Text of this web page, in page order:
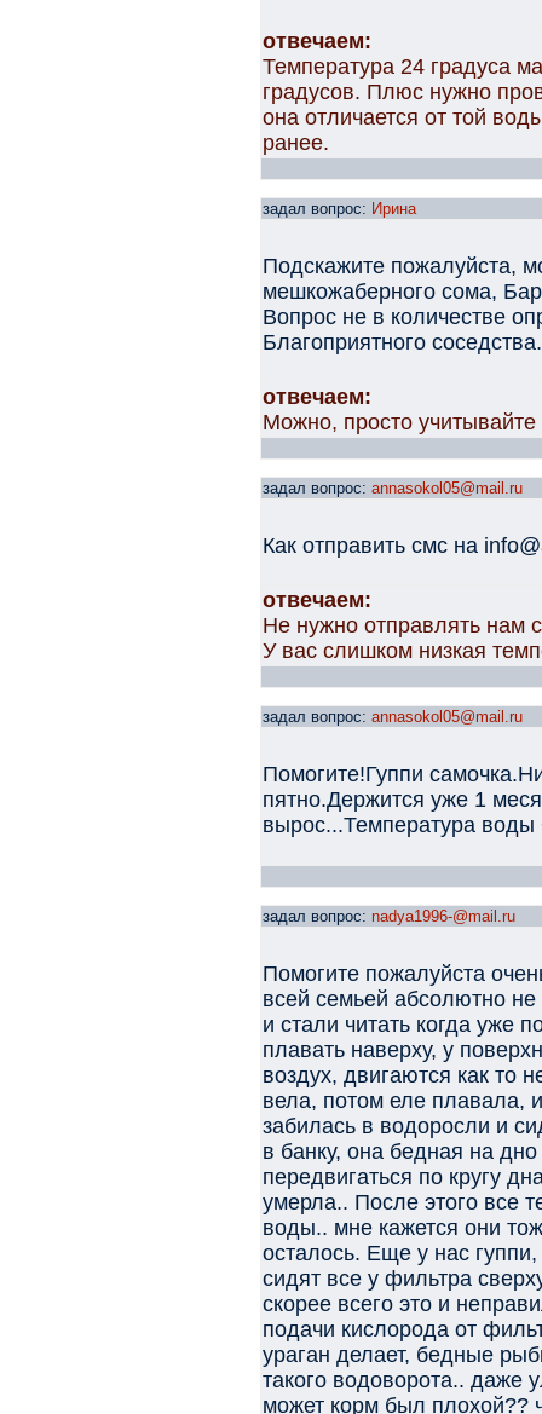
отвечаем:
Температура 24 градуса
градусов. Плюс нужно
она отличается от той
ранее.
задал вопрос: Ирина
Подскажите пожалуйста,
мешкожаберного сома,
Вопрос не в количестве
Благоприятного
отвечаем:
Можно, просто
задал вопрос: annasokol05@mail.ru
Как отправить смс на
отвечаем:
Не нужно отправлять нам
У вас слишком низкая
задал вопрос: annasokol05@mail.ru
Помогите!Гуппи
пятно.Держится уже 1
вырос...Температура воды
задал вопрос: nadya1996-@mail.ru
Помогите пожалуйста
всей семьей абсолютно
и стали читать когда уже
плавать наверху, у
воздух, двигаются как то
вела, потом еле плавала,
забилась в водоросли и
в банку, она бедная на
передвигаться по кругу
умерла.. После этого все
воды.. мне кажется они
осталось. Еще у нас
сидят все у фильтра
скорее всего это и
подачи кислорода от
ураган делает, бедные
такого водоворота.. даже
может корм был плохой??